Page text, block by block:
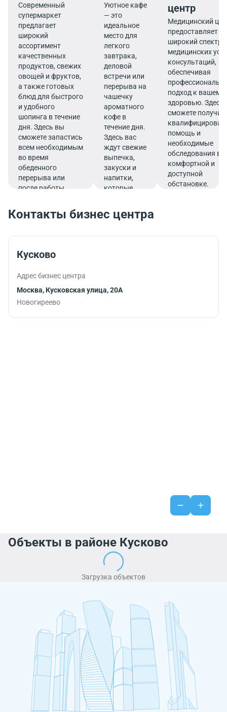
Современный
супермаркет
предлагает
широкий
ассортимент
качественных
продуктов, свежих
овощей и фруктов,
а также готовых
блюд для быстрого
и удобного
шопинга в течение
дня. Здесь вы
сможете запастись
всем необходимым
во время
обеденного
перерыва или
после работы.
Уютное кафе
— это
идеальное
место для
легкого
завтрака,
деловой
встречи или
перерыва на
чашечку
ароматного
кофе в
течение дня.
Здесь вас
ждут свежие
выпечка,
закуски и
напитки,
которые
бодрости и
продуктивно
центр
Медицинский
предоставляет
широкий спектр
медицинских
консультаций,
обеспечивая
подход к вашему
здоровью. Здесь
сможете
помощь и
необходимые
обследования в
комфортной и
доступной
обстановке.
Контакты бизнес центра
Кусково
Адрес бизнес центра
Москва, Кусковская улица, 20А
Новогиреево
Объекты в районе Кусково
Загрузка объектов